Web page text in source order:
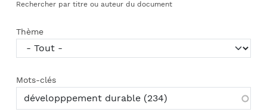
Rechercher par titre ou auteur du document
Thème
Mots-clés